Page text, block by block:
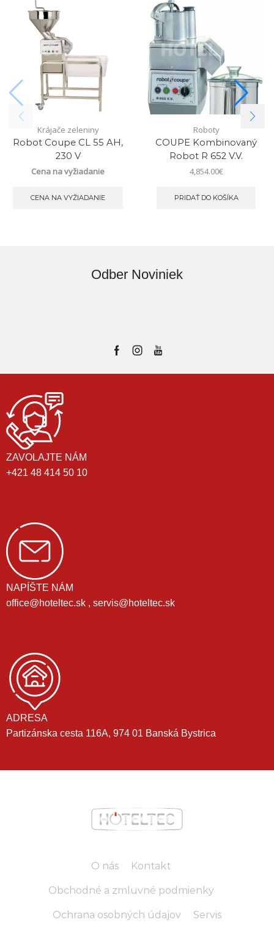
Krájače zeleniny
Robot Coupe CL 55 AH,
230 V
Cena na vyžiadanie
CENA NA VYŽIADANIE
Roboty
COUPE Kombinovaný
Robot R 652 V.V.
4,854.00€
PRIDAŤ DO KOŠÍKA
Odber Noviniek
ZAVOLAJTE NÁM
+421 48 414 50 10
NAPÍŠTE NÁM
office@hoteltec.sk , servis@hoteltec.sk
ADRESA
Partizánska cesta 116A, 974 01 Banská Bystrica
O nás Kontakt
Obchodné a zmluvné podmienky
Ochrana osobných údajov Servis